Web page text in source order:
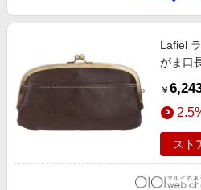
Lafiel
がま口
￥
スト